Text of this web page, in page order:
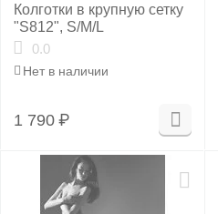
Колготки в крупную сетку
"S812", S/M/L
0.0
Нет в наличии
1 790 ₽